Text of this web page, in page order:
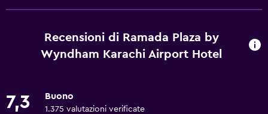
Bollitore elettrico
Bar/Lounge
Recensioni di Ramada Plaza by
Wyndham Karachi Airport Hotel
7,3 Buono
1.375 valutazioni verificate